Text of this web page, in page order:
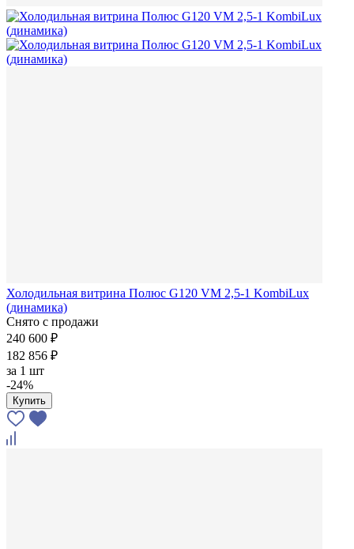
Холодильная витрина Полюс G120 VM 2,5-1 KombiLux
(динамика)
Снято с продажи
240 600 ₽
182 856 ₽
за 1 шт
-24%
Купить